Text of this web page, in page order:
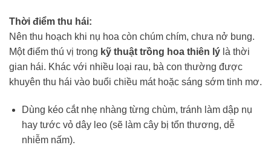
Thời điểm thu hái:
Nên thu hoạch khi nụ hoa còn chúm chím, chưa nở bung.
Một điểm thú vị trong kỹ thuật trồng hoa thiên lý là thời
gian hái. Khác với nhiều loại rau, bà con thường được
khuyên thu hái vào buổi chiều mát hoặc sáng sớm tinh mơ.
Dùng kéo cắt nhẹ nhàng từng chùm, tránh làm dập nụ
hay tước vỏ dây leo (sẽ làm cây bị tổn thương, dễ
nhiễm nấm).